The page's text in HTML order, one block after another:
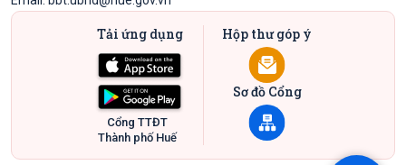
Tải ứng dụng
Cổng TTĐT
Thành phố Huế
Hộp thư góp ý
Sơ đồ Cổng